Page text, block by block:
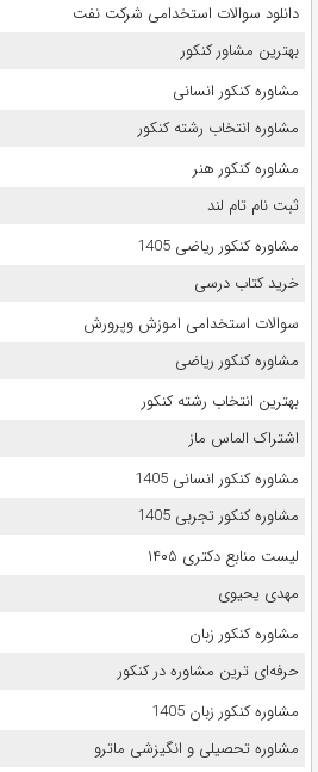
دانلود سوالات استخدامی شرکت نفت
بهترین مشاور کنکور
مشاوره کنکور انسانی
مشاوره انتخاب رشته کنکور
مشاوره کنکور هنر
ثبت نام تام لند
مشاوره کنکور ریاضی 1405
خرید کتاب درسی
سوالات استخدامی اموزش وپرورش
مشاوره کنکور ریاضی
بهترین انتخاب رشته کنکور
اشتراک الماس ماز
مشاوره کنکور انسانی 1405
مشاوره کنکور تجربی 1405
لیست منابع دکتری ۱۴۰۵
مهدی یحیوی
مشاوره کنکور زبان
حرفه‌ای ترین مشاوره در کنکور
مشاوره کنکور زبان 1405
مشاوره تحصیلی و انگیزشی ماترو